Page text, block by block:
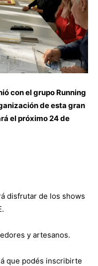
con el grupo Running
de esta gran
el próximo 24 de
disfrutar de los shows
y artesanos.
que podés inscribirte